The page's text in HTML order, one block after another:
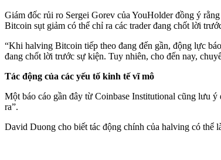
Giám đốc rủi ro Sergei Gorev của YouHolder đồng ý
Bitcoin sụt giảm có thể chỉ ra các trader đang chốt lời
“Khi halving Bitcoin tiếp theo đang đến gần, động lực
đang chốt lời trước sự kiện. Tuy nhiên, cho đến nay,
Tác động của các yếu tố kinh tế vĩ mô
Một báo cáo gần đây từ Coinbase Institutional cũng lưu
ra”.
David Duong cho biết tác động chính của halving có thể